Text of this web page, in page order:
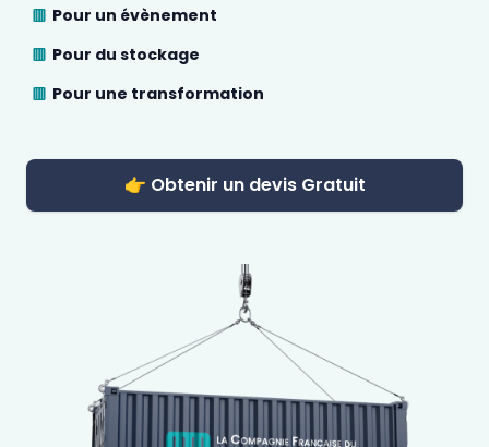
Pour un évènement
Pour du stockage
Pour une transformation
👉 Obtenir un devis Gratuit